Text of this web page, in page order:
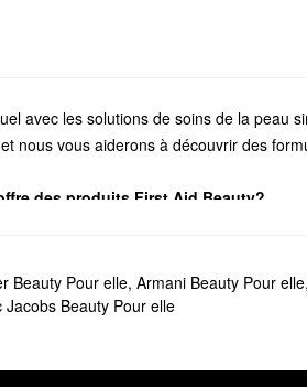
avec les solutions de soins de la peau
nous vous aiderons à découvrir des
des produits First Aid Beauty?
ingrédients d’origine animale de votre
les yeux, du démaquillant et des soins
Beauty Pour elle, Armani Beauty Pour elle,
Jacobs Beauty Pour elle